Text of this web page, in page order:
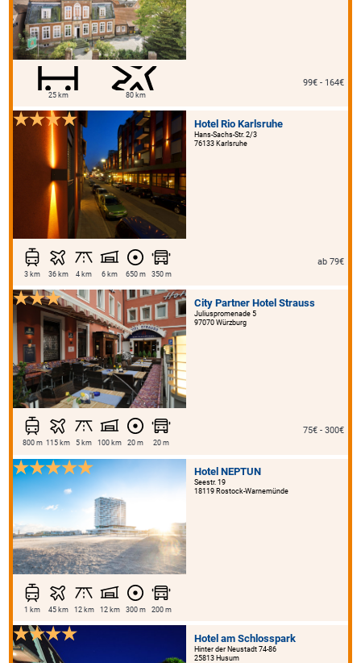
25 km 80 km
99€ - 164€
Hotel Rio Karlsruhe
Hans-Sachs-Str. 2/3
76133 Karlsruhe
3 km 36 km 4 km 6 km 650 m 350 m
ab 79€
City Partner Hotel Strauss
Juliuspromenade 5
97070 Würzburg
800 m 115 km 5 km 100 km 20 m 20 m
75€ - 300€
Hotel NEPTUN
Seestr. 19
18119 Rostock-Warnemünde
1 km 45 km 12 km 12 km 300 m 200 m
Hotel am Schlosspark
Hinter der Neustadt 74-86
25813 Husum